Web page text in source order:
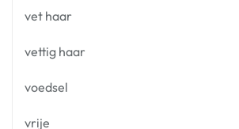
vet haar
vettig haar
voedsel
vrije